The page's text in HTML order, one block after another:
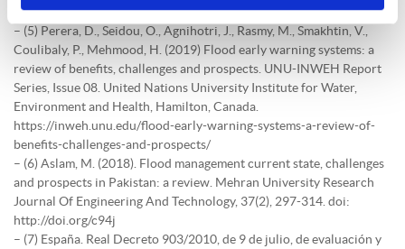
http://doi.org/f89vcq
– (5) Perera, D., Seidou, O., Agnihotri, J., Rasmy, M., Smakhtin, V.,
Coulibaly, P., Mehmood, H. (2019) Flood early warning systems: a
review of benefits, challenges and prospects. UNU-INWEH Report
Series, Issue 08. United Nations University Institute for Water,
Environment and Health, Hamilton, Canada.
https://inweh.unu.edu/flood-early-warning-systems-a-review-of-
benefits-challenges-and-prospects/
– (6) Aslam, M. (2018). Flood management current state, challenges
and prospects in Pakistan: a review. Mehran University Research
Journal Of Engineering And Technology, 37(2), 297-314. doi:
http://doi.org/c94j
– (7) España. Real Decreto 903/2010, de 9 de julio, de evaluación y